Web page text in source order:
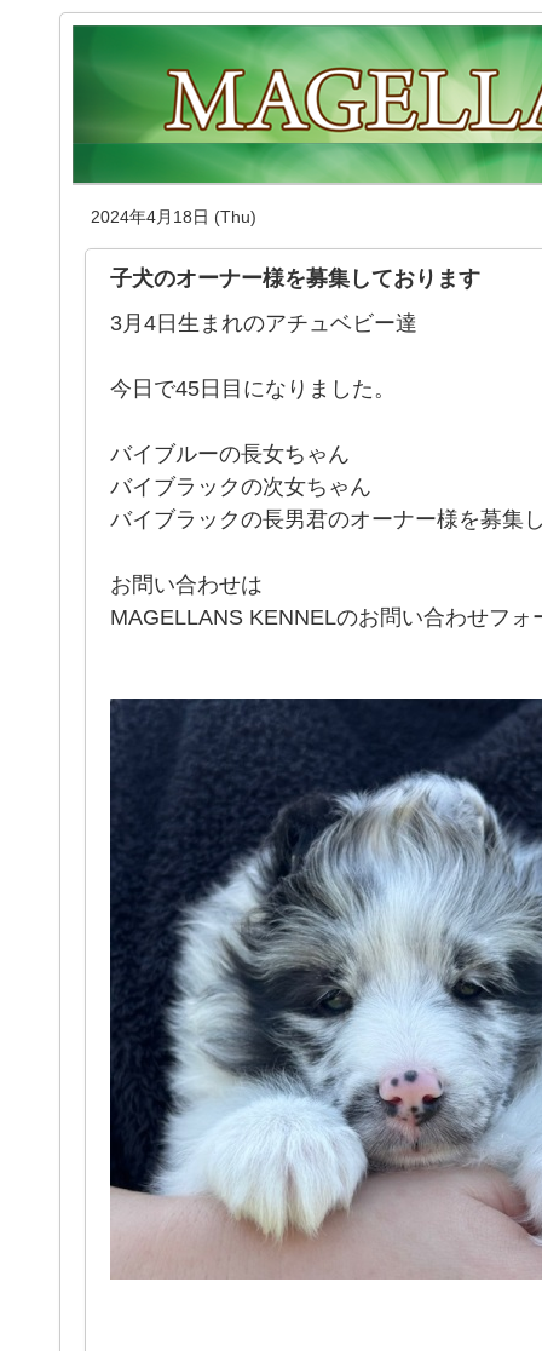
2024年4月18日 (Thu)
子犬のオーナー様を募集しております
3月4日生まれのアチュベビー達
今日で45日目になりました。
バイブルーの長女ちゃん
バイブラックの次女ちゃん
バイブラックの長男君のオーナー様を募集
お問い合わせは
MAGELLANS KENNELのお問い合わせフ